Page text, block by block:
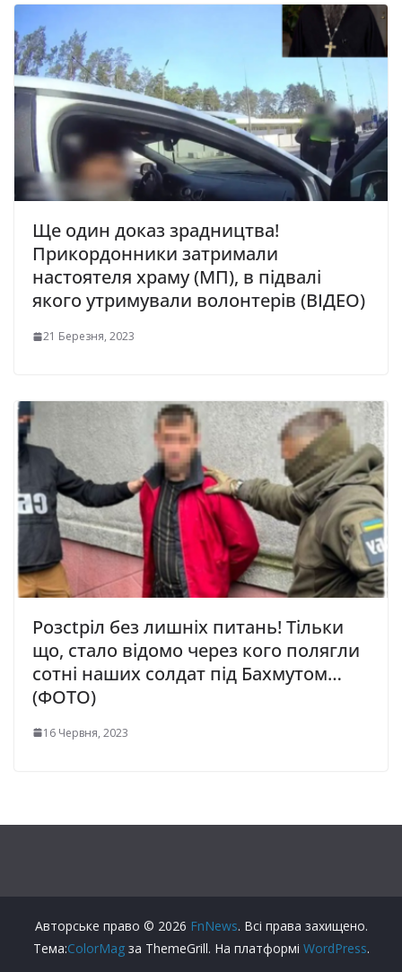
Ще один доказ зрадництва!
Прикордонники затримали
настоятеля храму (МП), в підвалі
якого утримували волонтерів (ВІДЕО)
21 Березня, 2023
Розсtріл без лишніх питань! Тільки
що, стало відомо через кого полягли
сотні наших солдат під Бахмутом…
(ФОТО)
16 Червня, 2023
Авторське право © 2026 FnNews. Всі права захищено.
Тема:ColorMagза ThemeGrill. На платформі WordPress.